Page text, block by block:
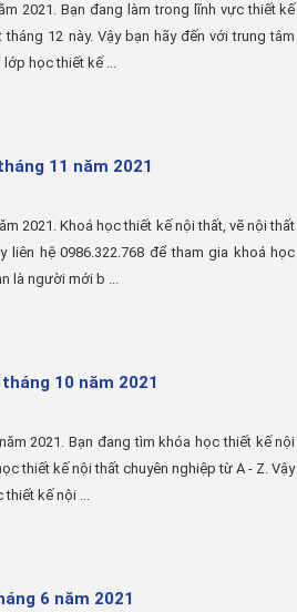
2021. Bạn đang làm trong lĩnh vực thiết kế
12 này. Vậy bạn hãy đến với trung tâm
lớp học thiết kế ...
11 năm 2021
2021. Khoá học thiết kế nội thất, vẽ nội thất
liên hệ 0986.322.768 để tham gia khoá học
là người mới b ...
10 năm 2021
2021. Bạn đang tìm khóa học thiết kế nội
thiết kế nội thất chuyên nghiệp từ A - Z. Vậy
thiết kế nội ...
6 năm 2021